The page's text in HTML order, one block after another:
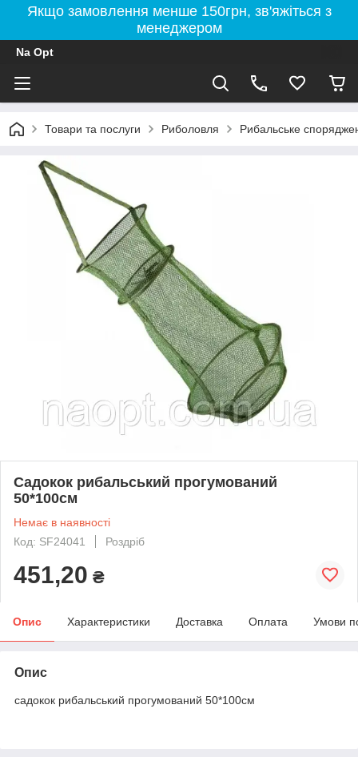
Якщо замовлення менше 150грн, зв'яжіться з
менеджером
Na Opt
Товари та послуги Риболовля Рибальське
Садокок рибальський прогумований
50*100см
Немає в наявності
Код: SF24041
Роздріб
451,20 ₴
Опис Характеристики Доставка Оплата Умови
Опис
садокок рибальський прогумований 50*100см